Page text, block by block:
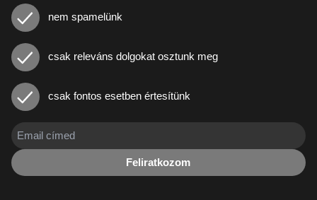
nem spamelünk
csak releváns dolgokat osztunk meg
csak fontos esetben értesítünk
Feliratkozom